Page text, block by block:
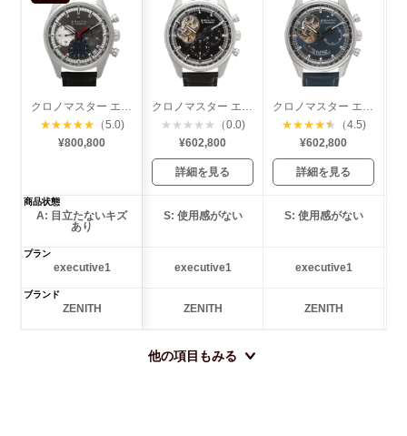
★★★★★ （5.0)
¥800,800
★ ★ ★ ★ ★
（0.0)
¥602,800
詳細を見る
★★★★★
（4.5)
¥602,800
詳細を見る
商品状態
A: 目立たないキズ
あり
S: 使用感がない S: 使用感がない
プラン
executive1 executive1 executive1
ブランド
ZENITH ZENITH ZENITH
他の項目もみる